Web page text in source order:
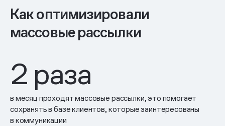
Как оптимизировали
массовые рассылки
2 раза
в месяц проходят массовые рассылки, это помогает
сохранять в базе клиентов, которые заинтересованы
в коммуникации